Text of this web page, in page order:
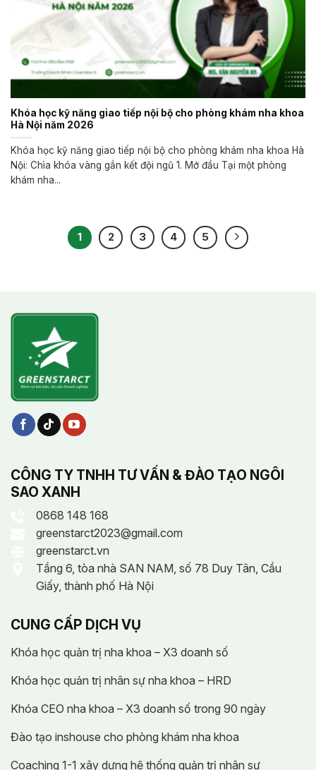
Khóa học kỹ năng giao tiếp nội bộ cho phòng khám nha khoa
Hà Nội năm 2026
Khóa học kỹ năng giao tiếp nội bộ cho phòng khám nha khoa Hà
Nội: Chìa khóa vàng gắn kết đội ngũ 1. Mở đầu Tại một phòng
khám nha...
1 2 3 4 5
CÔNG TY TNHH TƯ VẤN & ĐÀO TẠO NGÔI
SAO XANH
0868 148 168
greenstarct2023@gmail.com
greenstarct.vn
Tầng 6, tòa nhà SAN NAM, số 78 Duy Tân, Cầu
Giấy, thành phố Hà Nội
CUNG CẤP DỊCH VỤ
Khóa học quản trị nha khoa – X3 doanh số
Khóa học quản trị nhân sự nha khoa – HRD
Khóa CEO nha khoa – X3 doanh số trong 90 ngày
Đào tạo inshouse cho phòng khám nha khoa
Coaching 1-1 xây dựng hệ thống quản trị nhân sự